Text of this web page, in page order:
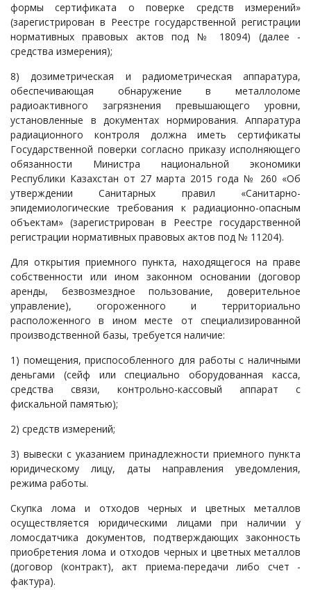
формы сертификата о поверке средств измерений»
(зарегистрирован в Реестре государственной регистрации
нормативных правовых актов под № 18094) (далее -
средства измерения);
8) дозиметрическая и радиометрическая аппаратура,
обеспечивающая обнаружение в металлоломе
радиоактивного загрязнения превышающего уровни,
установленные в документах нормирования. Аппаратура
радиационного контроля должна иметь сертификаты
Государственной поверки согласно приказу исполняющего
обязанности Министра национальной экономики
Республики Казахстан от 27 марта 2015 года № 260 «Об
утверждении Санитарных правил «Санитарно-
эпидемиологические требования к радиационно-опасным
объектам» (зарегистрирован в Реестре государственной
регистрации нормативных правовых актов под № 11204).
Для открытия приемного пункта, находящегося на праве
собственности или ином законном основании (договор
аренды, безвозмездное пользование, доверительное
управление), огороженного и территориально
расположенного в ином месте от специализированной
производственной базы, требуется наличие:
1) помещения, приспособленного для работы с наличными
деньгами (сейф или специально оборудованная касса,
средства связи, контрольно-кассовый аппарат с
фискальной памятью);
2) средств измерений;
3) вывески с указанием принадлежности приемного пункта
юридическому лицу, даты направления уведомления,
режима работы.
Скупка лома и отходов черных и цветных металлов
осуществляется юридическими лицами при наличии у
ломосдатчика документов, подтверждающих законность
приобретения лома и отходов черных и цветных металлов
(договор (контракт), акт приема-передачи либо счет -
фактура).